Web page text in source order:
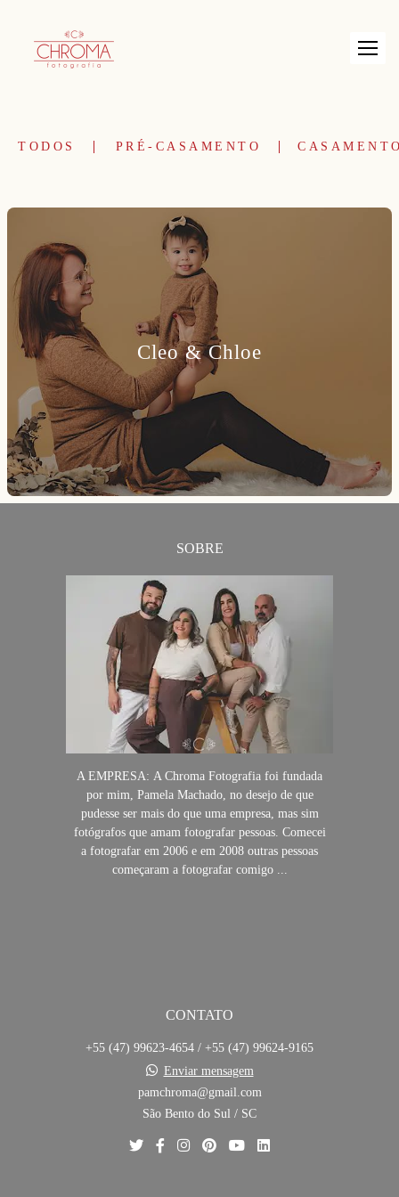
TODOS PRÉ-CASAMENTO
Cleo & Chloe
SOBRE
A EMPRESA: A Chroma Fotografia foi fundada
por mim, Pamela Machado, no desejo de que
pudesse ser mais do que uma empresa, mas sim
fotógrafos que amam fotografar pessoas. Comecei
a fotografar em 2006 e em 2008 outras pessoas
começaram a fotografar comigo ...
CONTATO
+55 (47) 99623-4654 / +55 (47) 99624-9165
Enviar mensagem
pamchroma@gmail.com
São Bento do Sul / SC